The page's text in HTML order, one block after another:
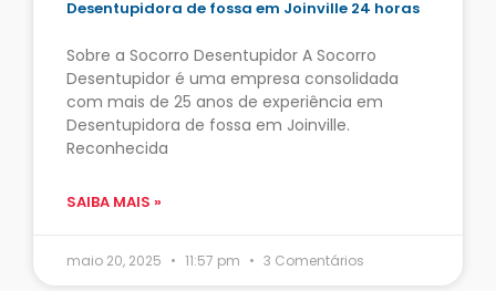
Desentupidora de fossa em Joinville 24 horas
Sobre a Socorro Desentupidor A Socorro
Desentupidor é uma empresa consolidada
com mais de 25 anos de experiência em
Desentupidora de fossa em Joinville.
Reconhecida
SAIBA MAIS »
maio 20, 2025 11:57 pm 3 Comentários